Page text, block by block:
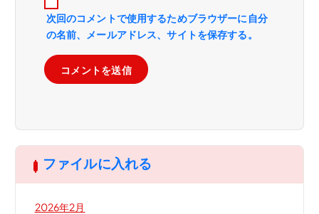
次回のコメントで使用するためブラウザーに自分
の名前、メールアドレス、サイトを保存する。
ファイルに入れる
2026年2月